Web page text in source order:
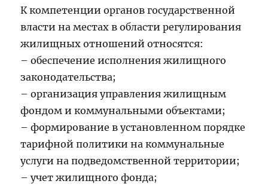
К компетенции органов государственной
власти на местах в области регулирования
жилищных отношений относятся:
– обеспечение исполнения жилищного
законодательства;
– организация управления жилищным
фондом и коммунальными объектами;
– формирование в установленном порядке
тарифной политики на коммунальные
услуги на подведомственной территории;
– учет жилищного фонда;